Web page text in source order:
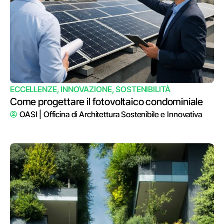
ECCELLENZE,INNOVAZIONE,SOSTENIBILITÀ
Come progettare il fotovoltaico condominiale
OASI | Officina di Architettura Sostenibile e Innovativa